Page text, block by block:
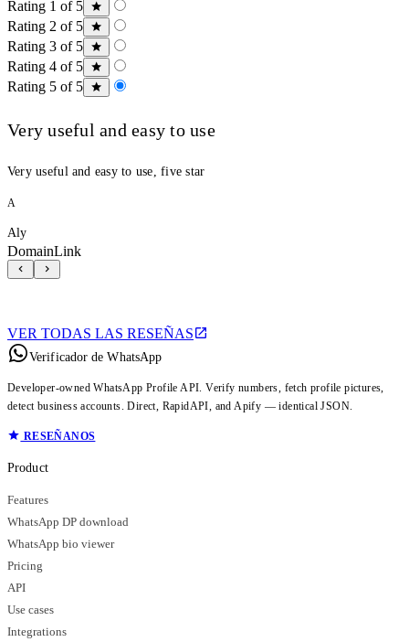
Rating 1 of 5
Rating 2 of 5
Rating 3 of 5
Rating 4 of 5
Rating 5 of 5
Very useful and easy to use
Very useful and easy to use, five star
A
Aly
DomainLink
VER TODAS LAS RESEÑAS
Verificador de WhatsApp
Developer-owned WhatsApp Profile API. Verify numbers, fetch profile pictures,
detect business accounts. Direct, RapidAPI, and Apify — identical JSON.
RESEÑANOS
Product
Features
WhatsApp DP download
WhatsApp bio viewer
Pricing
API
Use cases
Integrations